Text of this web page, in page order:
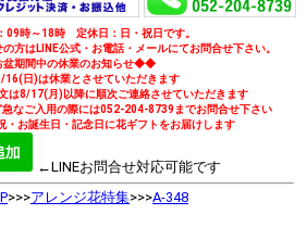
09時～18時 定休日：日・祝日です。
方はLINE公式・お電話・メールにてお問合せ下さい。
期間中の休業のお知らせ◆◆
日)は休業とさせていただきます
は8/17(月)以降に順次ご連絡させていただきます
なご入用の際には052-204-8739までお問合せ下さい
・お誕生日・記念日に花ギフトをお届けします
←LINEお問合せ対応可能です
>>>アレンジ花特集>>>A-348